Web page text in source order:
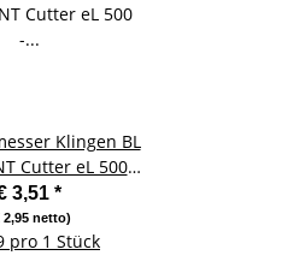
Klingen BL
6 Stück
3,51 *
2,95 netto)
pro 1 Stück